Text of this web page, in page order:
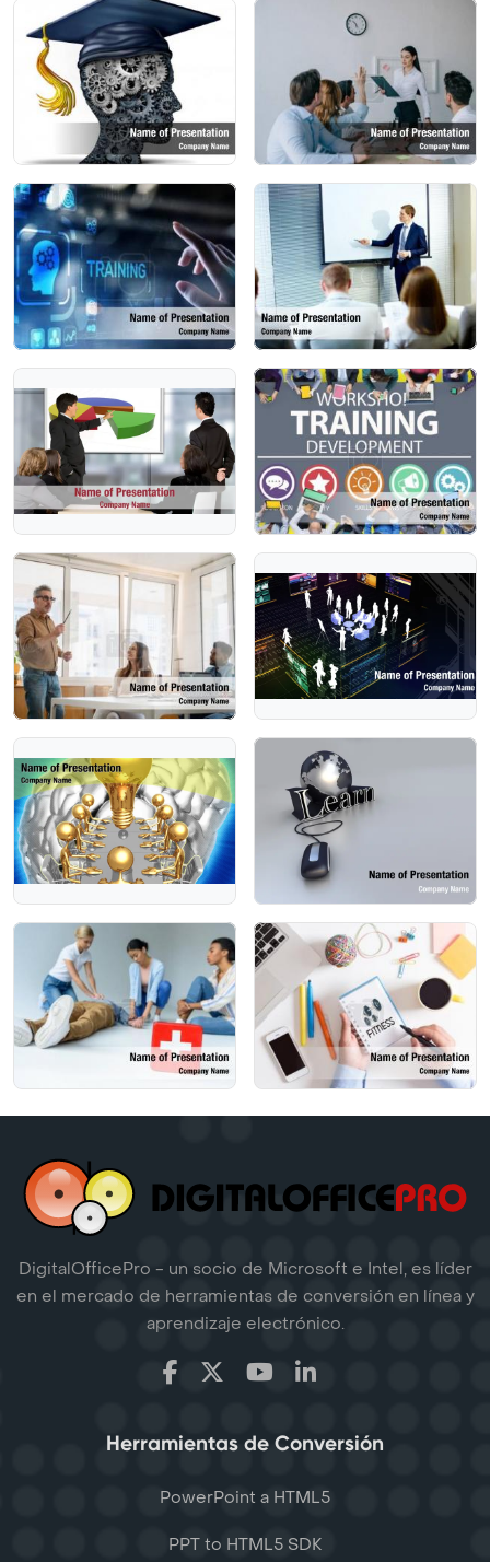
DigitalOfficePro - un socio de Microsoft e Intel, es líder
en el mercado de herramientas de conversión en línea y
aprendizaje electrónico.
Herramientas de Conversión
PowerPoint a HTML5
PPT to HTML5 SDK